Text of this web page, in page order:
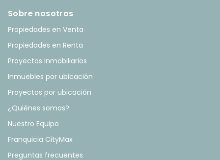
Sobre nosotros
Propiedades en Venta
Propiedades en Renta
Proyectos Inmobiliarios
Inmuebles por ubicación
Proyectos por ubicación
¿Quiénes somos?
Nuestro Equipo
Franquicia CityMax
Preguntas frecuentes